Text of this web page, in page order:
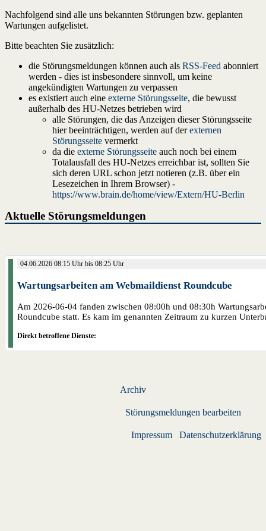
Nachfolgend sind alle uns bekannten Störungen bzw. geplanten
Wartungen aufgelistet.
Bitte beachten Sie zusätzlich:
die Störungsmeldungen können auch als RSS-Feed abonniert
werden - dies ist insbesondere sinnvoll, um keine
angekündigten Wartungen zu verpassen
es existiert auch eine externe Störungsseite, die bewusst
außerhalb des HU-Netzes betrieben wird
alle Störungen, die das Anzeigen dieser Störungsseite
hier beeinträchtigen, werden auf derexternen
Störungsseite vermerkt
da die externe Störungsseite auch noch bei einem
Totalausfall des HU-Netzes erreichbar ist, sollten Sie
sich deren URL schon jetzt notieren (z.B. über ein
Lesezeichen in Ihrem Browser) -
https://www.brain.de/home/view/Extern/HU-Berlin
Aktuelle Störungsmeldungen
04.06.2026 08:15 Uhr bis 08:25 Uhr
Wartungsarbeiten am Webmaildienst Roundcube
Am 2026-06-04 fanden zwischen 08:00h und 08:30h
Roundcube statt. Es kam im genannten Zeitraum zu kurzen
Direkt betroffene Dienste:
Archiv
Störungsmeldungen bearbeiten
Impressum Datenschutzerklärung